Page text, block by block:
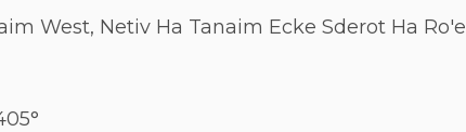
West, Netiv Ha Tanaim Ecke Sderot Ha Ro'e